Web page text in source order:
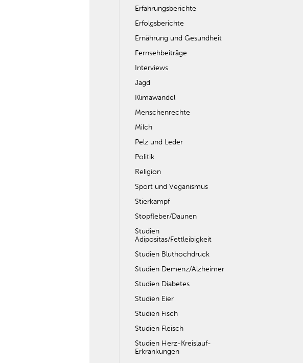
Erfahrungsberichte
Erfolgsberichte
Ernährung und Gesundheit
Fernsehbeiträge
Interviews
Jagd
Klimawandel
Menschenrechte
Milch
Pelz und Leder
Politik
Religion
Sport und Veganismus
Stierkampf
Stopfleber/Daunen
Studien
Adipositas/Fettleibigkeit
Studien Bluthochdruck
Studien Demenz/Alzheimer
Studien Diabetes
Studien Eier
Studien Fisch
Studien Fleisch
Studien Herz-Kreislauf-
Erkrankungen